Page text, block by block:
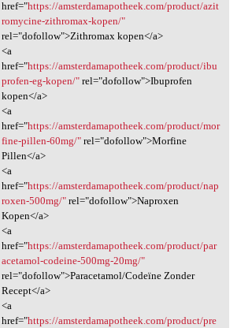
href="https://amsterdamapotheek.com/product/azit
romycine-zithromax-kopen/"
rel="dofollow">Zithromax kopen</a>
<a
href="https://amsterdamapotheek.com/product/ibu
profen-eg-kopen/"rel="dofollow">Ibuprofen
kopen</a>
<a
href="https://amsterdamapotheek.com/product/mor
fine-pillen-60mg/"rel="dofollow">Morfine
Pillen</a>
<a
href="https://amsterdamapotheek.com/product/nap
roxen-500mg/"rel="dofollow">Naproxen
Kopen</a>
<a
href="https://amsterdamapotheek.com/product/par
acetamol-codeine-500mg-20mg/"
rel="dofollow">Paracetamol/Codeïne Zonder
Recept</a>
<a
href="https://amsterdamapotheek.com/product/pre